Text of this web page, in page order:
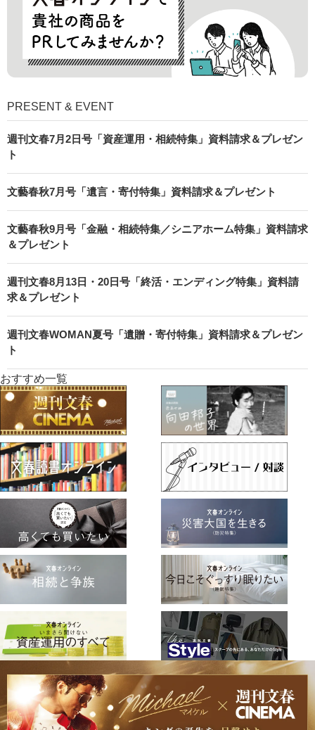
PRESENT & EVENT
週刊文春7月2日号「資産運用・相続特集」資料請求＆プレゼン
ト
文藝春秋7月号「遺言・寄付特集」資料請求＆プレゼント
文藝春秋9月号「金融・相続特集／シニアホーム特集」資料請求
＆プレゼント
週刊文春8月13日・20日号「終活・エンディング特集」資料請
求＆プレゼント
週刊文春WOMAN夏号「遺贈・寄付特集」資料請求＆プレゼン
ト
おすすめ一覧